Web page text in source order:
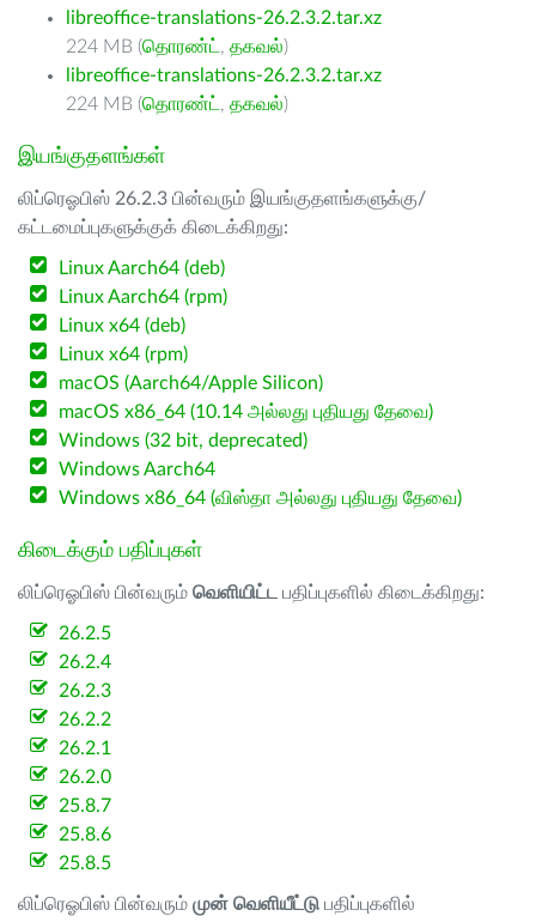
libreoffice-translations-26.2.3.2.tar.xz
224 MB (தொரண்ட் , தகவல்)
libreoffice-translations-26.2.3.2.tar.xz
224 MB (தொரண்ட் , தகவல்)
இயங்குதளங்கள்
லிப்ரெஓபிஸ் 26.2.3 பின்வரும் இயங்குதளங்களுக்கு/
கட்டமைப்புகளுக்குக் கிடைக்கிறது:
Linux Aarch64 (deb)
Linux Aarch64 (rpm)
Linux x64 (deb)
Linux x64 (rpm)
macOS (Aarch64/Apple Silicon)
macOS x86_64 (10.14 அல்லது புதியது தேவை)
Windows (32 bit, deprecated)
Windows Aarch64
Windows x86_64 (விஸ்தா அல்லது புதியது தேவை)
கிடைக்கும் பதிப்புகள்
லிப்ரெஓபிஸ் பின்வரும் வெளியிட்ட பதிப்புகளில் கிடைக்கிறது:
26.2.5
26.2.4
26.2.3
26.2.2
26.2.1
26.2.0
25.8.7
25.8.6
25.8.5
லிப்ரெஓபிஸ் பின்வரும் முன் வெளியீட்டு பதிப்புகளில்